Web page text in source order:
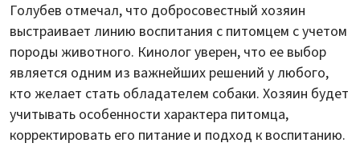
Голубев отмечал, что добросовестный хозяин
выстраивает линию воспитания с питомцем с учетом
породы животного. Кинолог уверен, что ее выбор
является одним из важнейших решений у любого,
кто желает стать обладателем собаки. Хозяин будет
учитывать особенности характера питомца,
корректировать его питание и подход к воспитанию.